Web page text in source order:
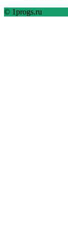
© 1progs.ru